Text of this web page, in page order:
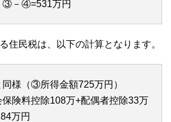
③－④=531万円
住民税は、以下の計算となります。
様（③所得金額725万円）
険料控除108万+配偶者控除33万
万円